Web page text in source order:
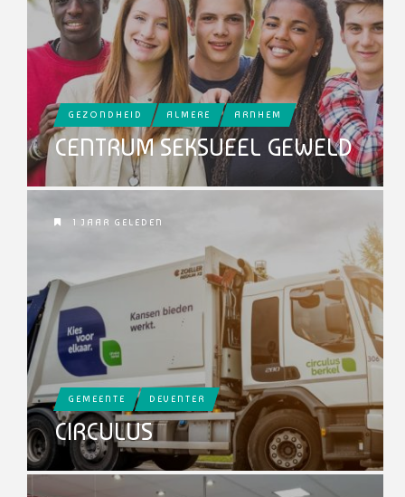
GEZONDHEID ALMERE ARNHEM
CENTRUM SEKSUEEL GEWELD
1 JAAR GELEDEN
GEMEENTE DEVENTER
CIRCULUS